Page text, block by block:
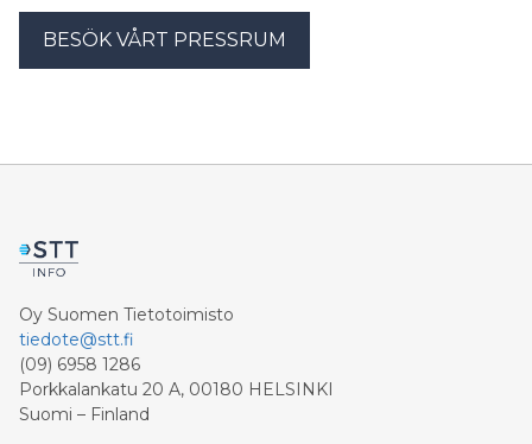
BESÖK VÅRT PRESSRUM
Oy Suomen Tietotoimisto
tiedote@stt.fi
(09) 6958 1286
Porkkalankatu 20 A, 00180 HELSINKI
Suomi – Finland